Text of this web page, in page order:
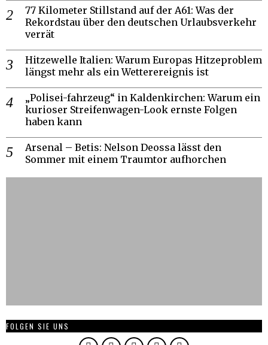
77 Kilometer Stillstand auf der A61: Was der
Rekordstau über den deutschen Urlaubsverkehr
verrät
Hitzewelle Italien: Warum Europas Hitzeproblem
längst mehr als ein Wetterereignis ist
„Polisei-fahrzeug“ in Kaldenkirchen: Warum ein
kurioser Streifenwagen-Look ernste Folgen
haben kann
Arsenal – Betis: Nelson Deossa lässt den
Sommer mit einem Traumtor aufhorchen
FOLGEN SIE UNS